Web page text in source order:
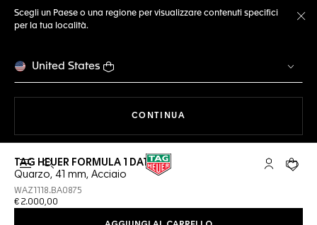
Scegli un Paese o una regione per visualizzare contenuti specifici
per la tua località.
United States
CONTINUA
Apri la ricerca L'account
Il tuo
TAG HEUER FORMULA 1 DATE
Quarzo, 41 mm, Acciaio
WAZ1118.BA0875
€ 2.000,00